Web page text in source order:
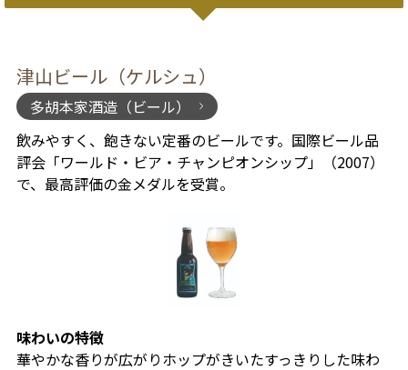
津山ビール（ケルシュ）
多胡本家酒造（ビール）
飲みやすく、飽きない定番のビールです。国際ビール品
評会「ワールド・ビア・チャンピオンシップ」（2007）
で、最高評価の金メダルを受賞。
味わいの特徴
華やかな香りが広がりホップがきいたすっきりした味わ